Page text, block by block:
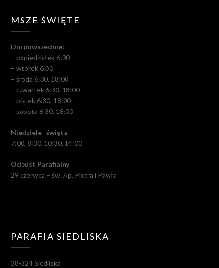
MSZE ŚWIĘTE
Dni powszednie:
– poniedziałek 6:30
– wtorek 6:30
– środa 6:30, 18:00
– czwartek 6:30, 18:00
– piątek 6:30, 18:00
– sobota 6:30, 18:00
Niedziele i święta
7:00, 8:30, 10:30, 14:00
Odpust Parafialny
29 czerwca – św. Ap. Piotra i Pawła
PARAFIA SIEDLISKA
38-324 Siedliska